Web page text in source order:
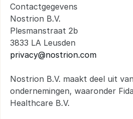
Contactgegevens
Nostrion B.V.
Plesmanstraat 2b
3833 LA Leusden
privacy@nostrion.com
Nostrion B.V. maakt deel uit
ondernemingen, waaronder
Healthcare B.V.